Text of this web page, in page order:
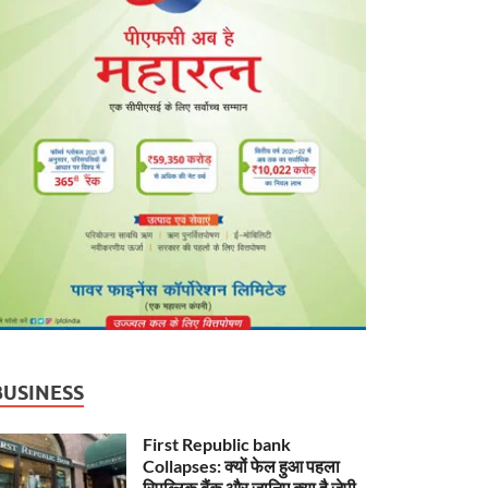
First Republic bank
Collapses: क्यों फेल हुआ पहला